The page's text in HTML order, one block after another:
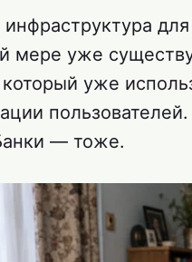
инфраструктура
мере уже
уже
— тоже.